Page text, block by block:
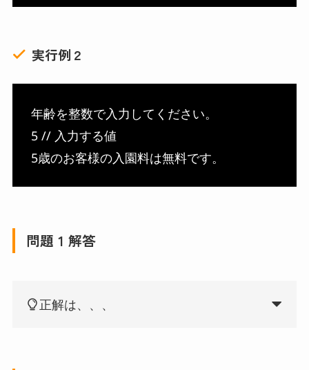
実行例２
年齢を整数で入力してください。
5 // 入力する値
5歳のお客様の入園料は無料です。
問題 1 解答
正解は、、、